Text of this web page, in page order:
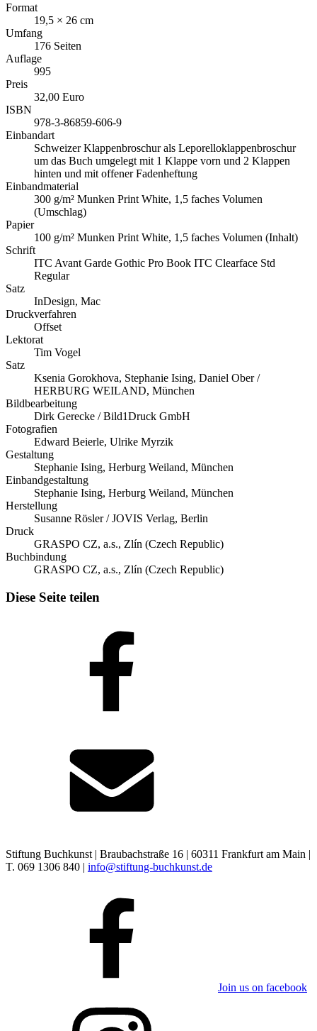
Format
19,5 × 26 cm
Umfang
176 Seiten
Auflage
995
Preis
32,00 Euro
ISBN
978-3-86859-606-9
Einbandart
Schweizer Klappenbroschur als Leporelloklappenbroschur
um das Buch umgelegt mit 1 Klappe vorn und 2 Klappen
hinten und mit offener Fadenheftung
Einbandmaterial
300 g/m² Munken Print White, 1,5 faches Volumen
(Umschlag)
Papier
100 g/m² Munken Print White, 1,5 faches Volumen (Inhalt)
Schrift
ITC Avant Garde Gothic Pro Book ITC Clearface Std
Regular
Satz
InDesign, Mac
Druckverfahren
Offset
Lektorat
Tim Vogel
Satz
Ksenia Gorokhova, Stephanie Ising, Daniel Ober /
HERBURG WEILAND, München
Bildbearbeitung
Dirk Gerecke / Bild1Druck GmbH
Fotografien
Edward Beierle, Ulrike Myrzik
Gestaltung
Stephanie Ising, Herburg Weiland, München
Einbandgestaltung
Stephanie Ising, Herburg Weiland, München
Herstellung
Susanne Rösler / JOVIS Verlag, Berlin
Druck
GRASPO CZ, a.s., Zlín (Czech Republic)
Buchbindung
GRASPO CZ, a.s., Zlín (Czech Republic)
Diese Seite teilen
Stiftung Buchkunst | Braubachstraße 16 | 60311 Frankfurt am Main |
T. 069 1306 840 | info@stiftung-buchkunst.de
Join us on facebook